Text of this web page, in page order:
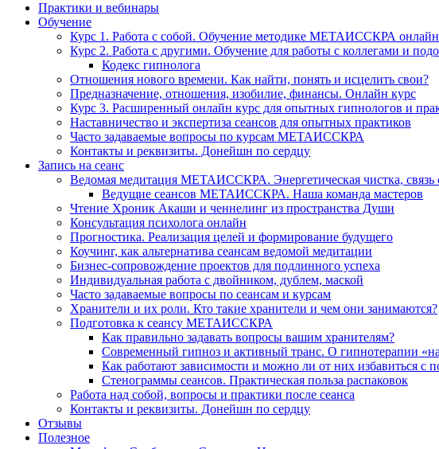
Практики и вебинары
Обучение
Курс 1. Работа с собой. Обучение методике МЕТАИССКРА онлайн
Курс 2. Работа с другими. Обучение для работы с коллегами и
Кодекс гипнолога
Отношения нового времени. Как найти, понять и исцелить свои?
Предназначение, отношения, изобилие, финансы. Онлайн курс
Курс 3. Расширенный онлайн курс для опытных гипнологов и
Наставничество и экспертиза сеансов для опытных практиков
Часто задаваемые вопросы по курсам МЕТАИССКРА
Контакты и реквизиты. Донейшн по сердцу
Запись на сеанс
Ведомая медитация МЕТАИССКРА. Энергетическая чистка, связь
Ведущие сеансов МЕТАИССКРА. Наша команда мастеров
Чтение Хроник Акаши и ченнелинг из пространства Души
Консультация психолога онлайн
Прогностика. Реализация целей и формирование будущего
Коучинг, как альтернатива сеансам ведомой медитации
Бизнес-сопровождение проектов для подлинного успеха
Индивидуальная работа с двойником, дублем, маской
Часто задаваемые вопросы по сеансам и курсам
Хранители и их роли. Кто такие хранители и чем они занимаются?
Подготовка к сеансу МЕТАИССКРА
Как правильно задавать вопросы вашим хранителям?
Современный гипноз и активный транс. О гипнотерапии
Как работают зависимости и можно ли от них
Стенограммы сеансов. Практическая польза распаковок
Работа над собой, вопросы и практики после сеанса
Контакты и реквизиты. Донейшн по сердцу
Отзывы
Полезное